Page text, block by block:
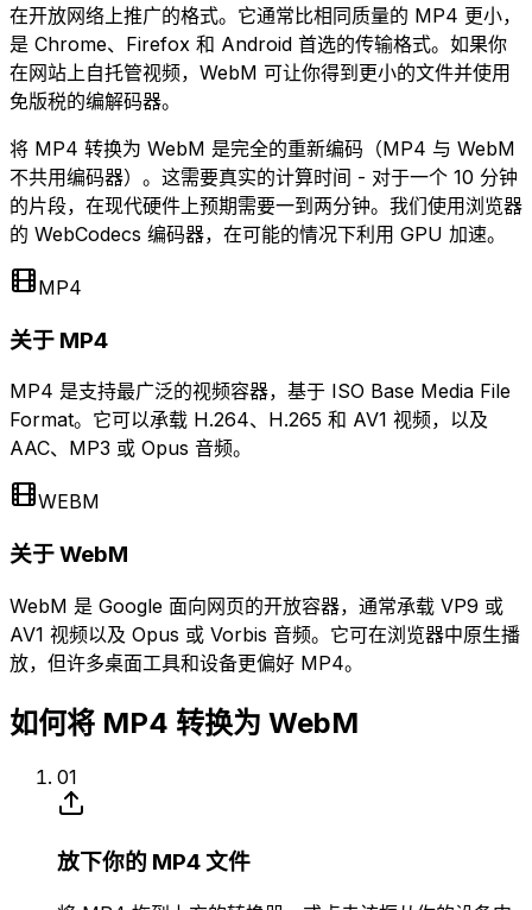
在开放网络上推广的格式。它通常比相同质量的 MP4 更小，
是 Chrome、Firefox 和 Android 首选的传输格式。如果你
在网站上自托管视频，WebM 可让你得到更小的文件并使用
免版税的编解码器。
将 MP4 转换为 WebM 是完全的重新编码（MP4 与 WebM
不共用编码器）。这需要真实的计算时间 - 对于一个 10 分钟
的片段，在现代硬件上预期需要一到两分钟。我们使用浏览器
的 WebCodecs 编码器，在可能的情况下利用 GPU 加速。
MP4
关于 MP4
MP4 是支持最广泛的视频容器，基于 ISO Base Media File
Format。它可以承载 H.264、H.265 和 AV1 视频，以及
AAC、MP3 或 Opus 音频。
WEBM
关于 WebM
WebM 是 Google 面向网页的开放容器，通常承载 VP9 或
AV1 视频以及 Opus 或 Vorbis 音频。它可在浏览器中原生播
放，但许多桌面工具和设备更偏好 MP4。
如何将 MP4 转换为 WebM
01
放下你的 MP4 文件